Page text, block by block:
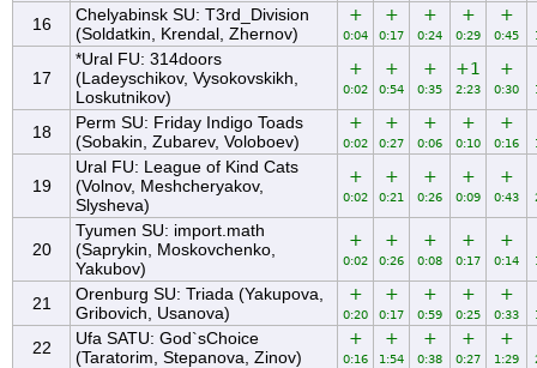
16
Chelyabinsk SU: T3rd_Division
(Soldatkin, Krendal, Zhernov)
+
0:04
+
0:17
+
0:24
+
0:29
+
0:45
17
*Ural FU: 314doors
(Ladeyschikov, Vysokovskikh,
Loskutnikov)
+
0:02
+
0:54
+
0:35
+1
2:23
+
0:30
18
Perm SU: Friday Indigo Toads
(Sobakin, Zubarev, Voloboev)
+
0:02
+
0:27
+
0:06
+
0:10
+
0:16
19
Ural FU: League of Kind Cats
(Volnov, Meshcheryakov,
Slysheva)
+
0:02
+
0:21
+
0:26
+
0:09
+
0:43
20
Tyumen SU: import.math
(Saprykin, Moskovchenko,
Yakubov)
+
0:02
+
0:26
+
0:08
+
0:17
+
0:14
21
Orenburg SU: Triada (Yakupova,
Gribovich, Usanova)
+
0:20
+
0:17
+
0:59
+
0:25
+
0:33
22
Ufa SATU: God`sChoice
(Taratorim, Stepanova, Zinov)
+
0:16
+
1:54
+
0:38
+
0:27
+
1:29